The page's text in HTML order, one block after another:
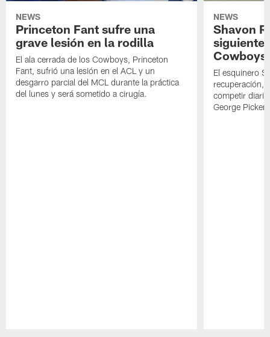
NEWS
Princeton Fant sufre una
grave lesión en la rodilla
El ala cerrada de los Cowboys, Princeton
Fant, sufrió una lesión en el ACL y un
desgarro parcial del MCL durante la práctica
del lunes y será sometido a cirugía.
NEWS
Shavon
siguiente
Cowboys
El esquinero
recuperación,
competir
George